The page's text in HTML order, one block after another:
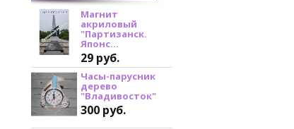
товарыМагнит
акриловый
"Партизанск.
Японс...
29 руб.
Часы-парусник
дерево
"Владивосток"
300 руб.